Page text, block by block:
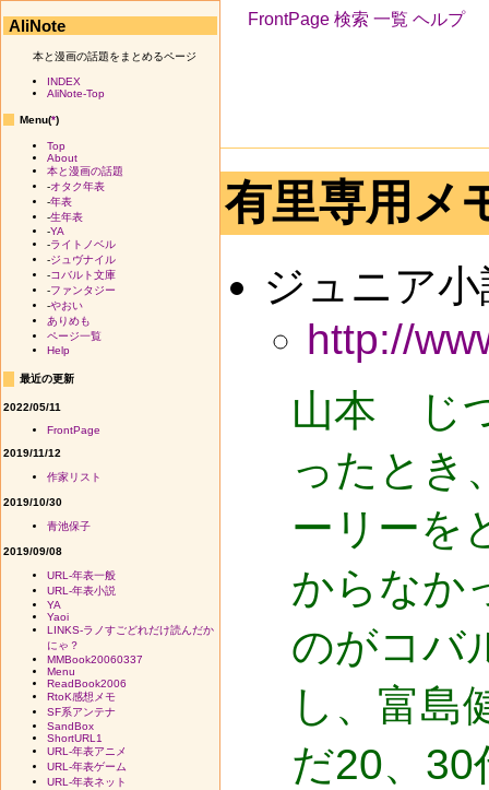
FrontPage 検索 一覧 ヘルプ
有里専用メ
ジュニア
http://
山本 じ
ったとき
ーリーを
からなか
のがコバ
し、富
だ20、30
AliNote
本と漫画の話題をまとめるページ
INDEX
AliNote-Top
Menu(*)
Top
About
本と漫画の話題
-オタク年表
-年表
-生年表
-YA
-ライトノベル
-ジュヴナイル
-コバルト文庫
-ファンタジー
-やおい
ありめも
ページ一覧
Help
最近の更新
2022/05/11
FrontPage
2019/11/12
作家リスト
2019/10/30
青池保子
2019/09/08
URL-年表一般
URL-年表小説
YA
Yaoi
LINKS-ラノすごどれだけ読んだか
にゃ？
MMBook20060337
Menu
ReadBook2006
RtoK感想メモ
SF系アンテナ
SandBox
ShortURL1
URL-年表アニメ
URL-年表ゲーム
URL-年表ネット